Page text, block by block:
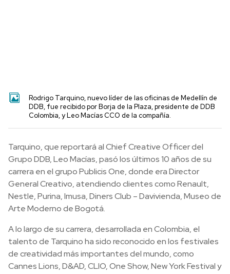
Rodrigo Tarquino, nuevo líder de las oficinas de Medellín de
DDB, fue recibido por Borja de la Plaza, presidente de DDB
Colombia, y Leo Macías CCO de la compañía.
Tarquino, que reportará al Chief Creative Officer del
Grupo DDB, Leo Macías, pasó los últimos 10 años de su
carrera en el grupo Publicis One, donde era Director
General Creativo, atendiendo clientes como Renault,
Nestle, Purina, Imusa, Diners Club – Davivienda, Museo de
Arte Moderno de Bogotá.
A lo largo de su carrera, desarrollada en Colombia, el
talento de Tarquino ha sido reconocido en los festivales
de creatividad más importantes del mundo, como
Cannes Lions, D&AD, CLIO, One Show, New York Festival y